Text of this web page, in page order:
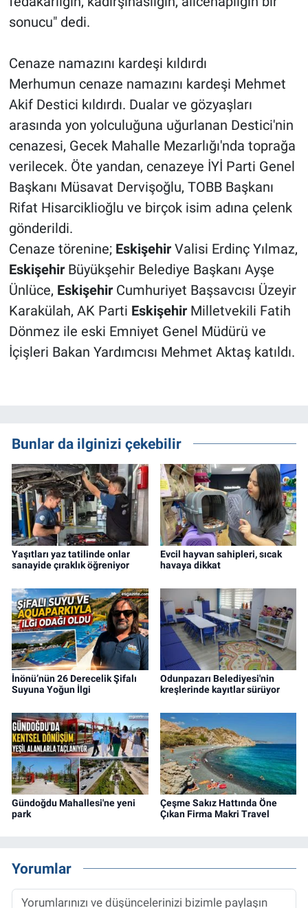
sonucu" dedi.
Cenaze namazını kardeşi kıldırdı
Merhumun cenaze namazını kardeşi Mehmet
Akif Destici kıldırdı. Dualar ve gözyaşları
arasında yon yolculuğuna uğurlanan Destici'nin
cenazesi, Gecek Mahalle Mezarlığı'nda toprağa
verilecek. Öte yandan, cenazeye İYİ Parti Genel
Başkanı Müsavat Dervişoğlu, TOBB Başkanı
Rifat Hisarciklioğlu ve birçok isim adına çelenk
gönderildi.
Cenaze törenine; EskişehirValisi Erdinç Yılmaz,
EskişehirBüyükşehir Belediye Başkanı Ayşe
Ünlüce, EskişehirCumhuriyet Başsavcısı Üzeyir
Karakülah, AK Parti EskişehirMilletvekili Fatih
Dönmez ile eski Emniyet Genel Müdürü ve
İçişleri Bakan Yardımcısı Mehmet Aktaş katıldı.
Bunlar da ilginizi çekebilir
Yaşıtları yaz tatilinde onlar
sanayide çıraklık öğreniyor
Evcil hayvan sahipleri, sıcak
havaya dikkat
İnönü’nün 26 Derecelik Şifalı
Suyuna Yoğun İlgi
Odunpazarı Belediyesi'nin
kreşlerinde kayıtlar sürüyor
Gündoğdu Mahallesi'ne yeni
park
Çeşme Sakız Hattında Öne
Çıkan Firma Makri Travel
Yorumlar